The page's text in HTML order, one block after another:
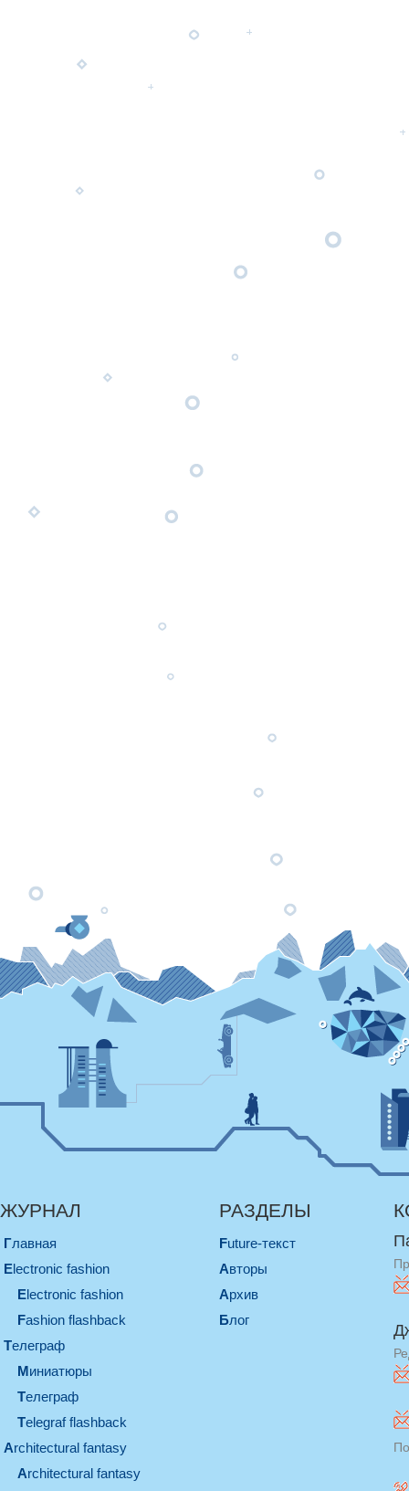
ЖУРНАЛ
Главная
electronic fashion
electronic fashion
Fashion flashback
телеграф
миниатюры
телеграф
Telegraf flashback
architectural fantasy
architectural fantasy
РАЗДЕЛЫ
Future-текст
Авторы
Архив
Блог